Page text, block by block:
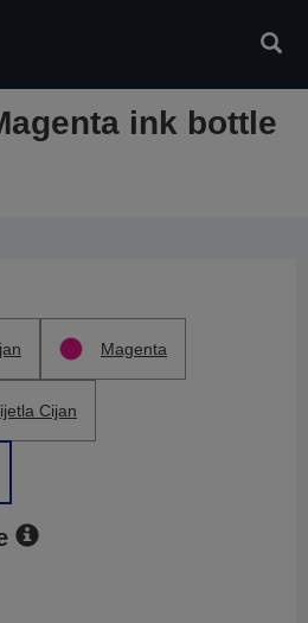
ink bottle
Magenta
Cijan